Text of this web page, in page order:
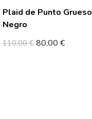
Plaid de Punto Grueso
Negro
110,00€ 80,00€